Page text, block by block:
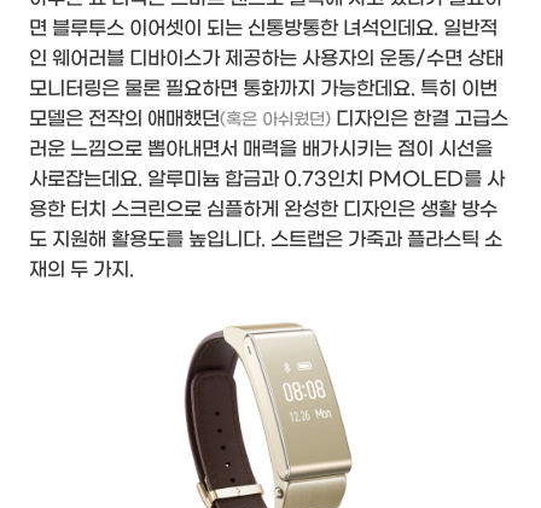
면 블루투스 이어셋이 되는 신통방통한 녀석인데요. 일반적
인 웨어러블 디바이스가 제공하는 사용자의 운동/수면 상태
모니터링은 물론 필요하면 통화까지 가능한데요. 특히 이번
모델은 전작의 애매했던(혹은 아쉬웠던) 디자인은 한결 고급스
러운 느낌으로 뽑아내면서 매력을 배가시키는 점이 시선을
사로잡는데요. 알루미늄 합금과 0.73인치 PMOLED를 사
용한 터치 스크린으로 심플하게 완성한 디자인은 생활 방수
도 지원해 활용도를 높입니다. 스트랩은 가죽과 플라스틱 소
재의 두 가지.